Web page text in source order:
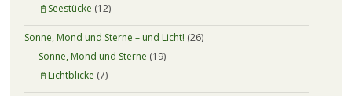
📓Seestücke (12)
Sonne, Mond und Sterne – und Licht! (26)
Sonne, Mond und Sterne (19)
📓Lichtblicke (7)